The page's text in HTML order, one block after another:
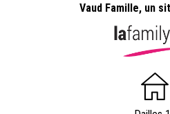
Vaud Famille, un